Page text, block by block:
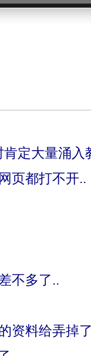
定大量涌入
页都打不开..
不多了..
资料给弄掉